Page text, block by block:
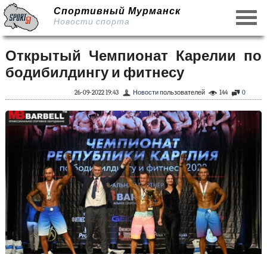
Спортивный Мурманск
Новости спорта
Открытый Чемпионат Карелии по
бодибилдингу и фитнесу
0
144
Новостипользователей
26-09-2022 19:43